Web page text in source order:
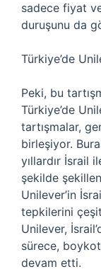
sadece fiyat
duruşunu da
Türkiye’de
Peki, bu
Türkiye’de
tartışmalar,
birleşiyor.
yıllardır İsrail
şekilde
Unilever’in
tepkilerini
Unilever,
sürece,
devam etti.